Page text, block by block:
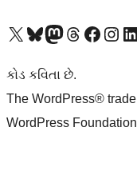
અમારા X (અગાઉ ટ્વિટર) એકાઉન્ટની મુલાકાત લોઅમારા Bluesky એકાઉન્ટની મુલાકાત લોઅમારા માસ્ટોડોન એકાઉન્ટની મુલાકાત લોઅમારા Threads એકાઉન્ટની મુલાકાત લો અમારા ફેસબુક પેજની મુલાકાત લોઅમારા ઇન્સ્ટાગ્રામ એકાઉન્ટની મુલાકાત લો અમારા LinkedIn એકાઉન્ટની મુલાકાત લો
કોડ કવિતા છે.
The WordPress®
WordPress